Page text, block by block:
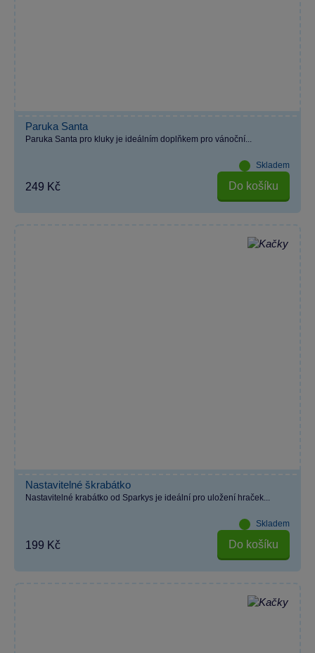
Paruka Santa
Paruka Santa pro kluky je ideálním doplňkem pro vánoční...
Skladem
249 Kč Do košíku
Nastavitelné škrabátko
Nastavitelné krabátko od Sparkys je ideální pro uložení hraček...
Skladem
199 Kč Do košíku